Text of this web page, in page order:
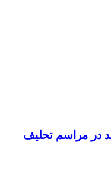
در مراسم تحلیف